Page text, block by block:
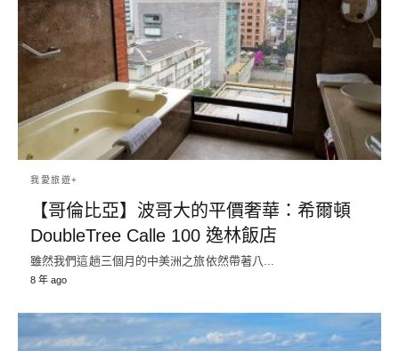
我愛旅遊+
【哥倫比亞】波哥大的平價奢華：希爾頓
DoubleTree Calle 100 逸林飯店
雖然我們這趟三個月的中美洲之旅依然帶著八...
8 年 ago